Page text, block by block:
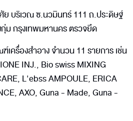
บริเวณ ซ.นวมินทร์ 111 ถ.ประดิษฐ์
ม กรุงเทพมหานคร ตรวจยึด
รื่องสำอาง จำนวน 11 รายการ เช่น
INJ., Bio swiss MIXING
L'ebss AMPOULE, ERICA
AXO, Guna - Made, Guna -